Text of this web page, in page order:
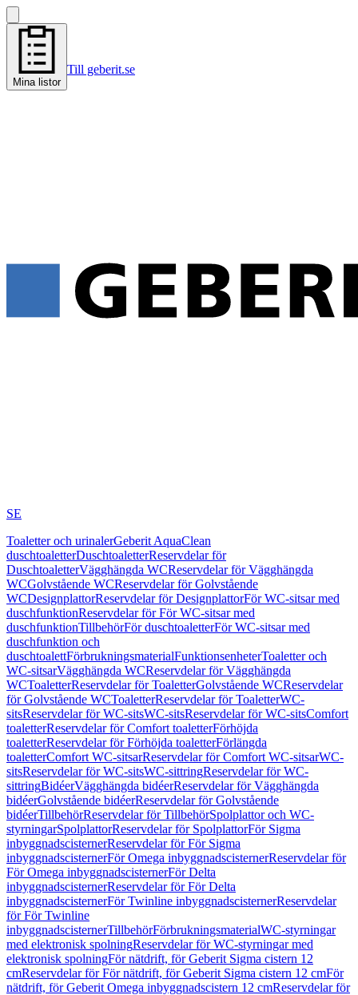
Mina listor
Till geberit.se
SE
Toaletter och urinalerGeberit AquaClean
duschtoaletterDuschtoaletterReservdelar för
DuschtoaletterVägghängda WCReservdelar för Vägghängda
WCGolvstående WCReservdelar för Golvstående
WCDesignplattorReservdelar för DesignplattorFör WC-sitsar med
duschfunktionReservdelar för För WC-sitsar med
duschfunktionTillbehörFör duschtoaletterFör WC-sitsar med
duschfunktion och
duschtoalettFörbrukningsmaterialFunktionsenheterToaletter och
WC-sitsarVägghängda WCReservdelar för Vägghängda
WCToaletterReservdelar för ToaletterGolvstående WCReservdelar
för Golvstående WCToaletterReservdelar för ToaletterWC-
sitsReservdelar för WC-sitsWC-sitsReservdelar för WC-sitsComfort
toaletterReservdelar för Comfort toaletterFörhöjda
toaletterReservdelar för Förhöjda toaletterFörlängda
toaletterComfort WC-sitsarReservdelar för Comfort WC-sitsarWC-
sitsReservdelar för WC-sitsWC-sittringReservdelar för WC-
sittringBidéerVägghängda bidéerReservdelar för Vägghängda
bidéerGolvstående bidéerReservdelar för Golvstående
bidéerTillbehörReservdelar för TillbehörSpolplattor och WC-
styrningarSpolplattorReservdelar för SpolplattorFör Sigma
inbyggnadscisternerReservdelar för För Sigma
inbyggnadscisternerFör Omega inbyggnadscisternerReservdelar för
För Omega inbyggnadscisternerFör Delta
inbyggnadscisternerReservdelar för För Delta
inbyggnadscisternerFör Twinline inbyggnadscisternerReservdelar
för För Twinline
inbyggnadscisternerTillbehörFörbrukningsmaterialWC-styrningar
med elektronisk spolningReservdelar för WC-styrningar med
elektronisk spolningFör nätdrift, för Geberit Sigma cistern 12
cmReservdelar för För nätdrift, för Geberit Sigma cistern 12 cmFör
nätdrift, för Geberit Omega inbyggnadscistern 12 cmReservdelar för